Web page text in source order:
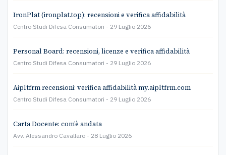
IronPlat (ironplat.top): recensioni e verifica affidabilità
Centro Studi Difesa Consumatori 29 Luglio 2026
Personal Board: recensioni, licenze e verifica affidabilità
Centro Studi Difesa Consumatori 29 Luglio 2026
Aipltfrm recensioni: verifica affidabilità my.aipltfrm.com
Centro Studi Difesa Consumatori 29 Luglio 2026
Carta Docente: com’è andata
Avv. Alessandro Cavallaro 28 Luglio 2026